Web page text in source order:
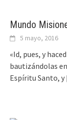
Mundo
5 mayo, 2016
«Id, pues, y
bautizándolas
Espíritu Santo, y